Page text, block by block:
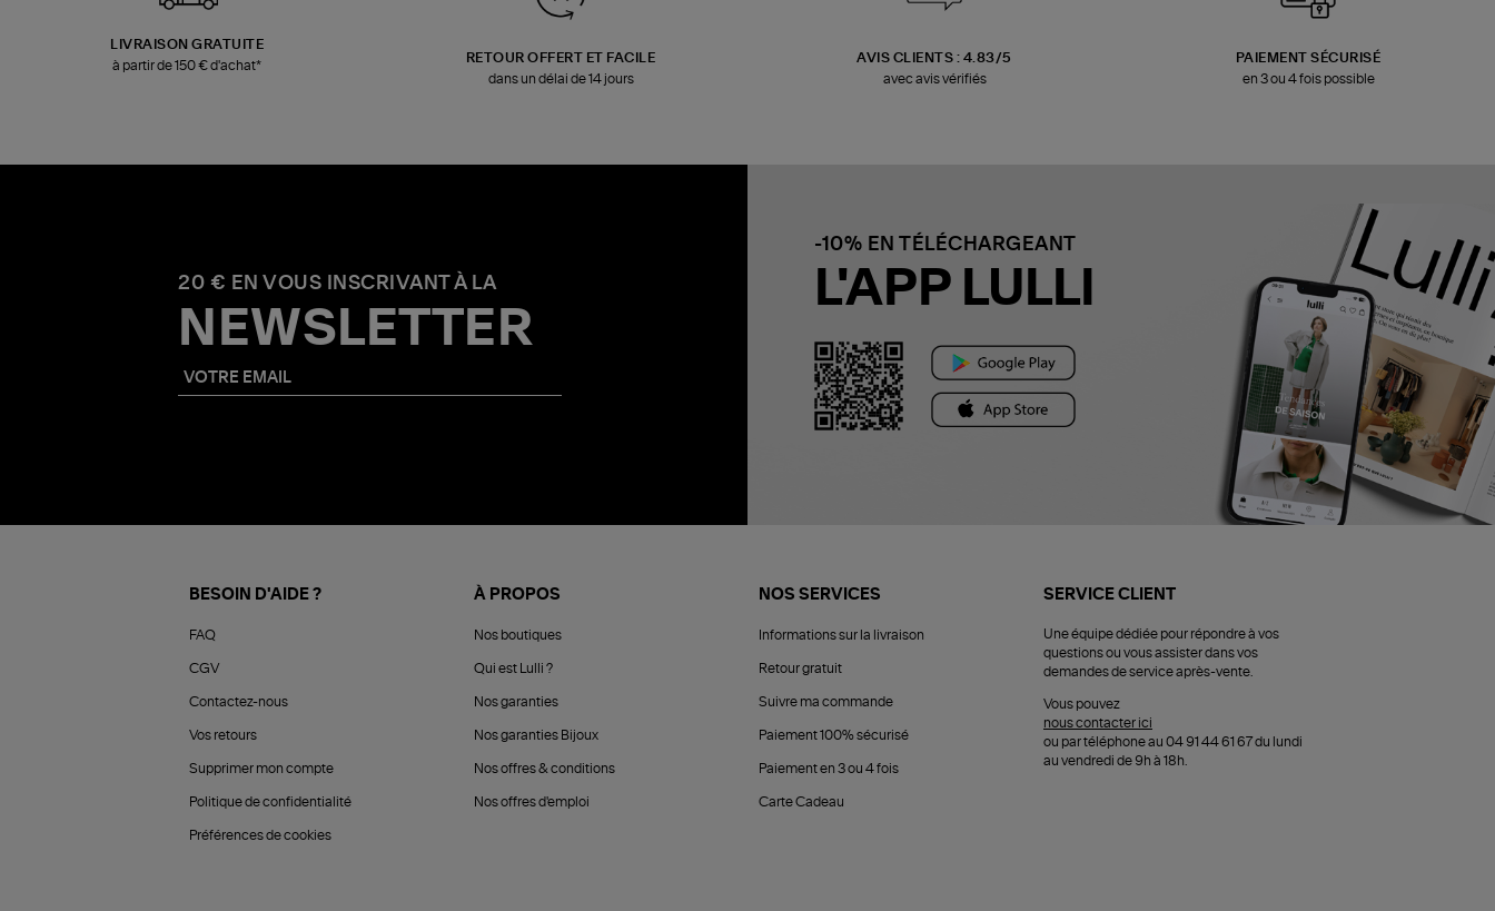
LIVRAISON GRATUITE
à partir de 150 € d'achat*
RETOUR OFFERT ET FACILE
dans un délai de 14 jours
AVIS CLIENTS : 4.83/5
avec avis vérifiés
PAIEMENT SÉCURISÉ
en 3 ou 4 fois possible
20 € EN VOUS INSCRIVANT À LA
NEWSLETTER
-10% EN TÉLÉCHARGEANT
L'APP LULLI
BESOIN D'AIDE ?
FAQ
CGV
Contactez-nous
Vos retours
Supprimer mon compte
Politique de confidentialité
Préférences de cookies
À PROPOS
Nos boutiques
Qui est Lulli ?
Nos garanties
Nos garanties Bijoux
Nos offres & conditions
Nos offres d'emploi
NOS SERVICES
Informations sur la livraison
Retour gratuit
Suivre ma commande
Paiement 100% sécurisé
Paiement en 3 ou 4 fois
Carte Cadeau
SERVICE CLIENT
Une équipe dédiée pour répondre à vos
questions ou vous assister dans vos
demandes de service après-vente.
Vous pouvez
nous contacter ici
ou par téléphone au 04 91 44 61 67 du lundi
au vendredi de 9h à 18h.